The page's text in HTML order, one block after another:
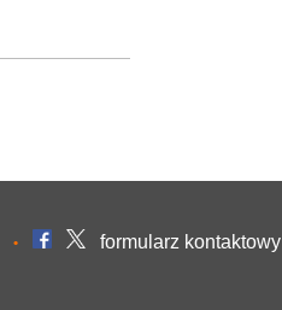
• formularz kontaktowy